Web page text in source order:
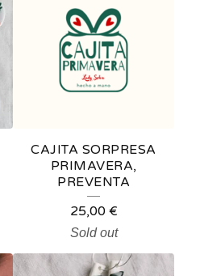
CAJITA SORPRESA
PRIMAVERA,
PREVENTA
25,00 €
Sold out